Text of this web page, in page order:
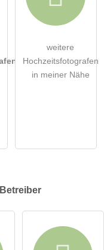
genommen.
sind
Fragean den
weitere
Hochzeitsfotografen
in meiner Nähe
Betreiber